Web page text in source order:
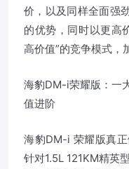
价，以及同样全面强
的优势，同时以更高
高价值”的竞争模式，
海豹DM-i荣耀版：一
值进阶
海豹DM-i 荣耀版真
针对1.5L 121KM精英